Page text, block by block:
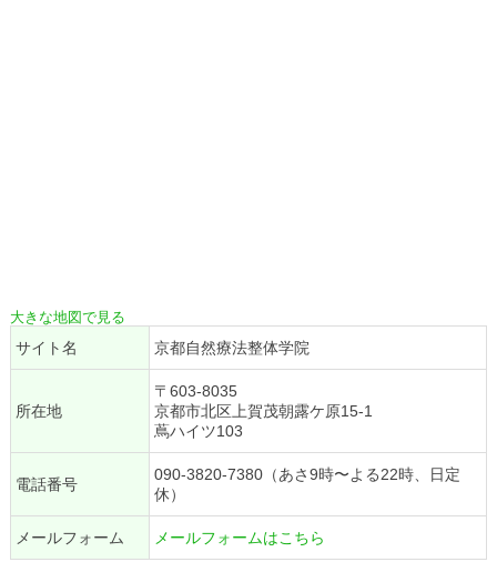
大きな地図で見る
サイト名 京都自然療法整体学院
所在地
〒603-8035
京都市北区上賀茂朝露ケ原15-1
蔦ハイツ103
電話番号
090-3820-7380（あさ9時〜よる22時、日定
休）
メールフォーム メールフォームはこちら